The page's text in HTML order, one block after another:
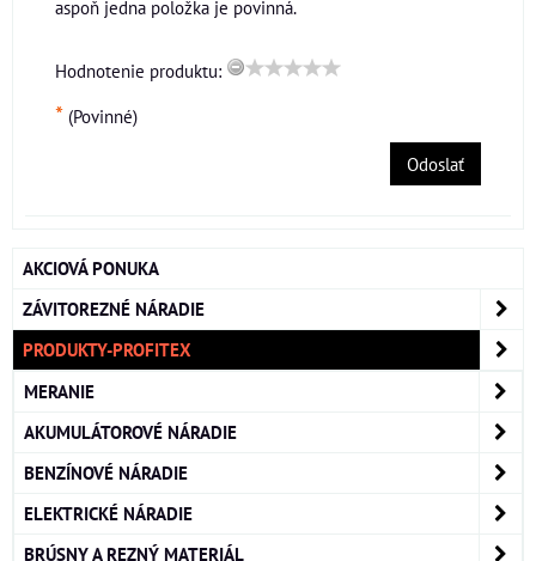
aspoň jedna položka je povinná.
Hodnotenie produktu:
* (Povinné)
Odoslať
AKCIOVÁ PONUKA
ZÁVITOREZNÉ NÁRADIE
PRODUKTY-PROFITEX
MERANIE
AKUMULÁTOROVÉ NÁRADIE
BENZÍNOVÉ NÁRADIE
ELEKTRICKÉ NÁRADIE
BRÚSNY A REZNÝ MATERIÁL